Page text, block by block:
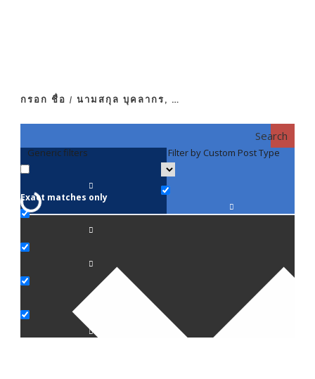
กรอก ชื่อ / นามสกุล บุคลากร, …
Search
Generic filters
Exact matches only
Filter by Custom Post Type